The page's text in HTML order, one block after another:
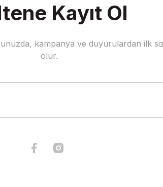
Gönder
Kayıt Ol
kampanya ve duyurulardan ilk
olur.